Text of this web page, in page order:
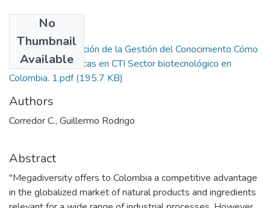
No
Thumbnail
Available
1628-Externalización de la Gestión del Conocimiento Cómo
las Políticas Públicas en CTI Sector biotecnológico en
Colombia. 1.pdf(195.7 KB)
Authors
Corredor C., Guillermo Rodrigo
Abstract
"Megadiversity offers to Colombia a competitive advantage
in the globalized market of natural products and ingredients